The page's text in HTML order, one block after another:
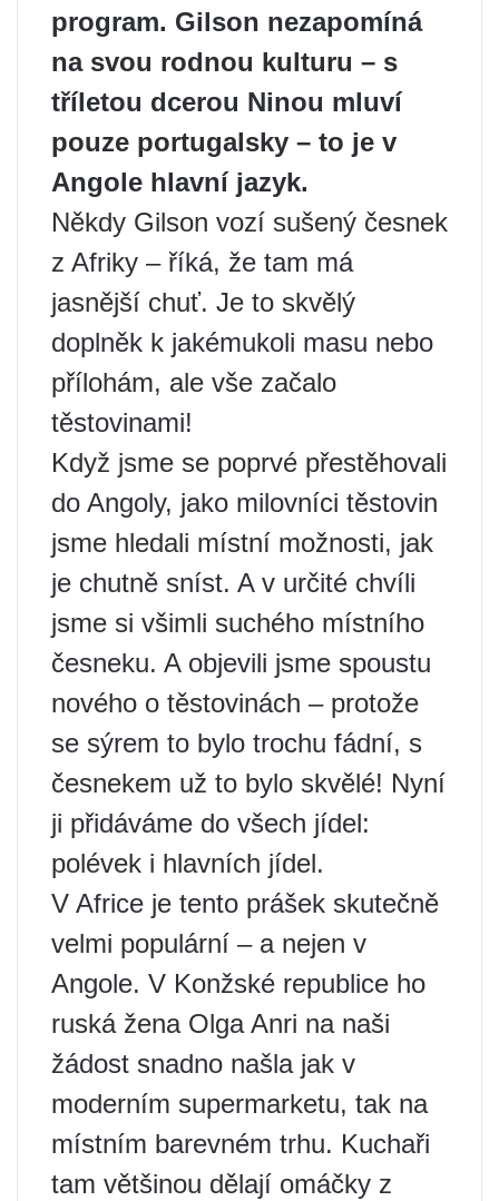
program. Gilson nezapomíná
na svou rodnou kulturu – s
tříletou dcerou Ninou mluví
pouze portugalsky – to je v
Angole hlavní jazyk.
Někdy Gilson vozí sušený česnek
z Afriky – říká, že tam má
jasnější chuť. Je to skvělý
doplněk k jakémukoli masu nebo
přílohám, ale vše začalo
těstovinami!
Když jsme se poprvé přestěhovali
do Angoly, jako milovníci těstovin
jsme hledali místní možnosti, jak
je chutně sníst. A v určité chvíli
jsme si všimli suchého místního
česneku. A objevili jsme spoustu
nového o těstovinách – protože
se sýrem to bylo trochu fádní, s
česnekem už to bylo skvělé! Nyní
ji přidáváme do všech jídel:
polévek i hlavních jídel.
V Africe je tento prášek skutečně
velmi populární – a nejen v
Angole. V Konžské republice ho
ruská žena Olga Anri na naši
žádost snadno našla jak v
moderním supermarketu, tak na
místním barevném trhu. Kuchaři
tam většinou dělají omáčky z